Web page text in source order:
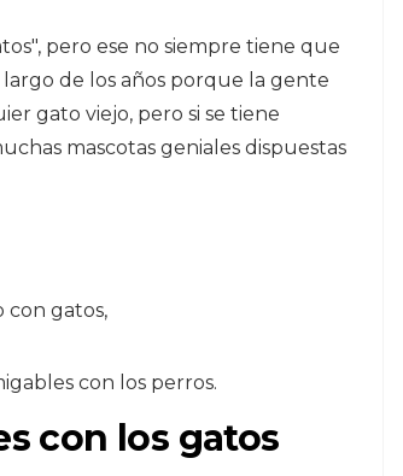
pero ese no siempre tiene que
de los años porque la gente
gato viejo, pero si se tiene
mascotas geniales dispuestas
con gatos,
con los perros.
con los gatos